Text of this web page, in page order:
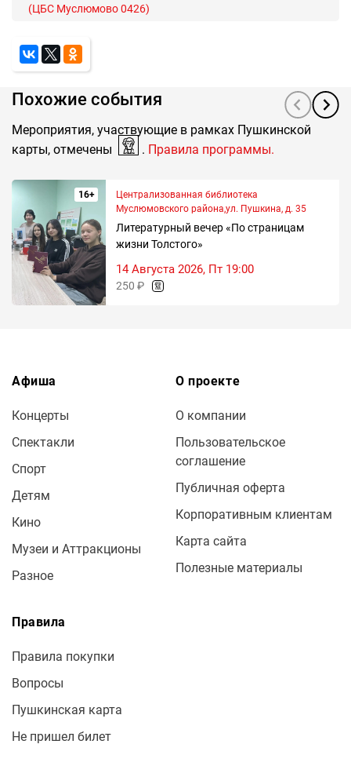
(ЦБС Муслюмово 0426)
Похожие события
Мероприятия, участвующие в рамках Пушкинской
карты, отмечены
. Правила программы.
16+
Централизованная библиотека
Муслюмовского района,ул. Пушкина, д. 35
Литературный вечер «По страницам
жизни Толстого»
14 Августа 2026, Пт 19:00
250 ₽
Афиша
Концерты
Спектакли
Спорт
Детям
Кино
Музеи и Аттракционы
Разное
О проекте
О компании
Пользовательское
соглашение
Публичная оферта
Корпоративным клиентам
Карта сайта
Полезные материалы
Правила
Правила покупки
Вопросы
Пушкинская карта
Не пришел билет